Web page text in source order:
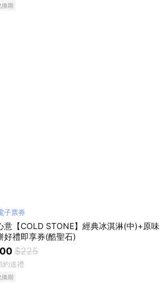
換期
子票券
意【COLD STONE】經典冰淇淋(中)+原味
好禮即享券(酷聖石)
$225
約送禮
換期